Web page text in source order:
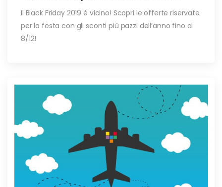
Il Black Friday 2019 è vicino! Scopri le offerte riservate
per la festa con gli sconti più pazzi dell’anno fino al
8/12!